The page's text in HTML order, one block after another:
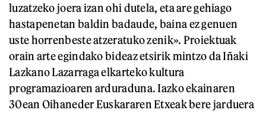
luzatzeko joera izan ohi dutela, eta are gehiago
hastapenetan baldin badaude, baina ez genuen
uste horrenbeste atzeratuko zenik». Proiektuak
orain arte egindako bideaz etsirik mintzo da Iñaki
Lazkano Lazarraga elkarteko kultura
programazioaren arduraduna. Iazko ekainaren
30ean Oihaneder Euskararen Etxeak bere jarduera